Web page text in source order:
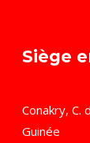
Siège
Conakry, C.
Guinée